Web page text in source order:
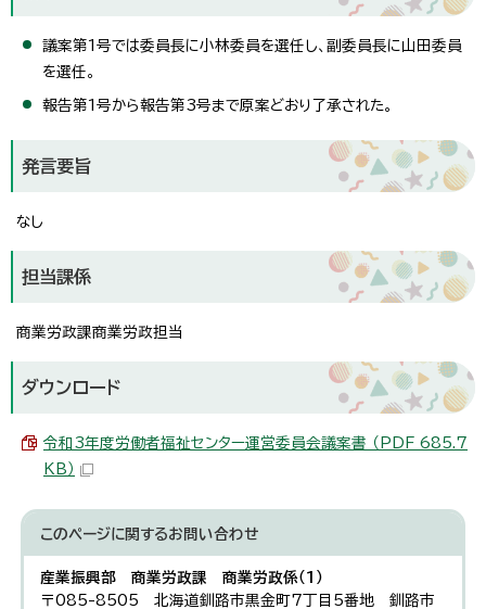
議案第1号では委員長に小林委員を選任し、副委員長に山田委員
を選任。
報告第1号から報告第3号まで原案どおり了承された。
発言要旨
なし
担当課係
商業労政課商業労政担当
ダウンロード
令和3年度労働者福祉センター運営委員会議案書 （PDF 685.7
KB）
このページに関するお問い合わせ
産業振興部 商業労政課 商業労政係（1）
〒085-8505 北海道釧路市黒金町7丁目5番地 釧路市